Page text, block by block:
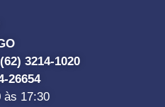
(62) 3214-1020
26654
às 17:30